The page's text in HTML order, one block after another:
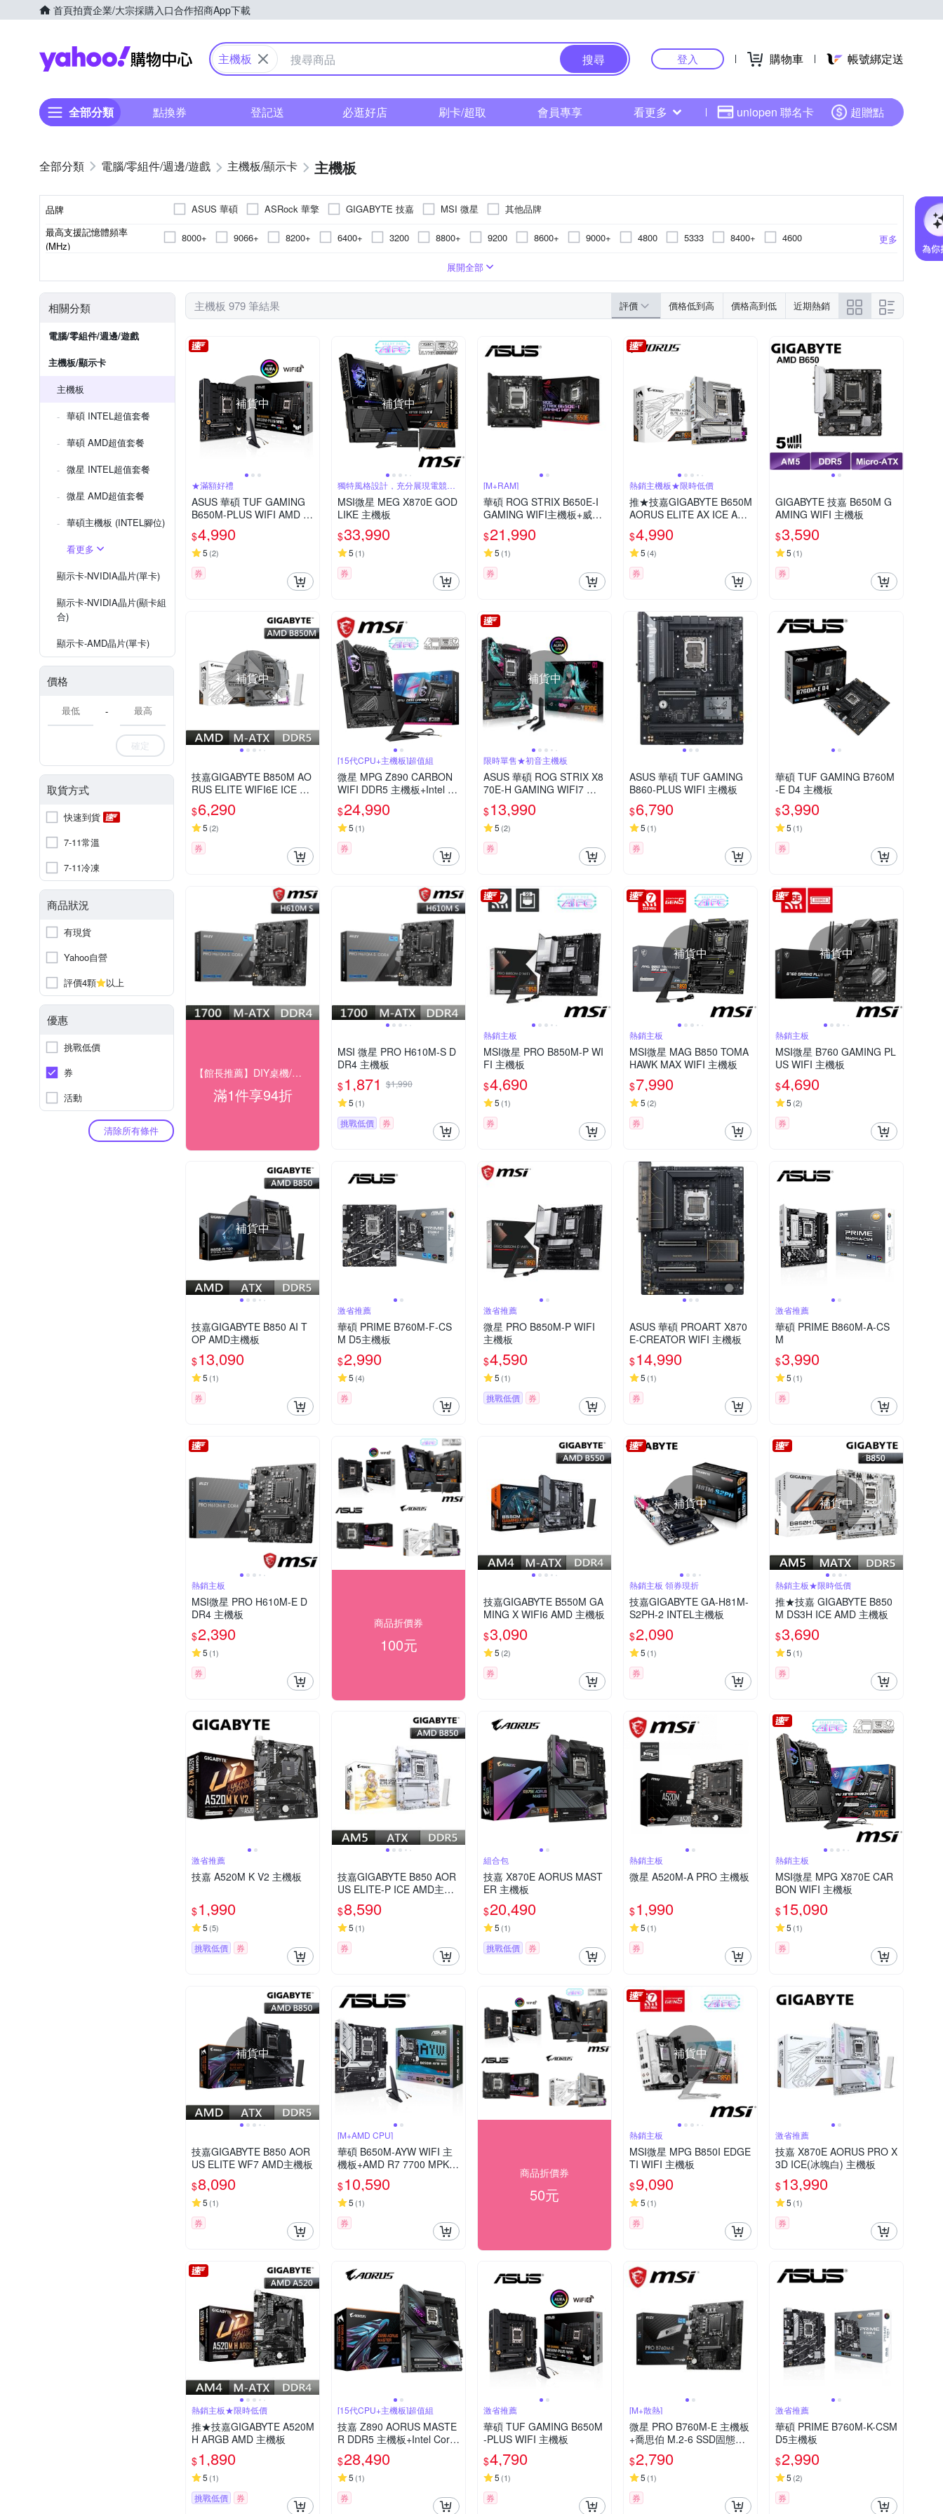
首頁拍賣企業/大宗採購入口合作招商App下載
Yahoo購物中心
主機板 搜尋 登入 購物車 帳號綁定送
全部分類 點換券 登記送 必逛好店 刷卡/超取 會員專享 看更多 uniopen 聯名卡 超贈點
電腦/零組件/週邊/遊戲 主機板/顯示卡 主機板
品牌
品牌名稱
ASUS 華碩 ASRock 華擎 GIGABYTE 技嘉 MSI 微星
其他品牌
最高支援記憶體頻率
(MHz)
更多
8000+ 9066+ 8200+ 6400+ 3200 8800+ 9200 8600+ 9000+ 4800 5333 8400+
4600
7800
4666
AMD B650 Z890
H610
Socket 1155
uATX
展開全部
相關分類
電腦/零組件/週邊/遊戲
主機板/顯示卡
主機板
華碩 INTEL超值套餐
華碩 AMD超值套餐
微星 INTEL超值套餐
微星 AMD超值套餐
華碩主機板 (INTEL腳位)
看更多
顯示卡-NVIDIA晶片(單卡)
顯示卡-NVIDIA晶片(顯卡組
合)
顯示卡-AMD晶片(單卡)
價格
-
確定
取貨方式
快速到貨
7-11常溫
7-11冷凍
商品狀況
有現貨
Yahoo自營
評價4顆
以上
優惠
挑戰低價
券
活動
清除所有條件
主機板 979 筆結果 評價 價格低到高 價格高到低 近期熱銷
補貨中
★滿額好禮
ASUS 華碩 TUF GAMING
B650M-PLUS WIFI AMD 主
機板 B650M
$4,990
5 (2)
券
補貨中
獨特風格設計，充分展現電競態
度
MSI微星 MEG X870E GOD
LIKE 主機板
$33,990
5 (1)
券
[M+RAM]
華碩 ROG STRIX B650E-I
GAMING WIFI主機板+威剛
D5 16G*2 6000 Blade RGB
CL36 黑色記憶體
$21,990
5 (1)
券
熱銷主機板★限時低價
推★技嘉GIGABYTE B650M
AORUS ELITE AX ICE AM
D主機板
$4,990
5 (4)
券
GIGABYTE 技嘉 B650M G
AMING WIFI 主機板
$3,590
5 (1)
券
補貨中
技嘉GIGABYTE B850M AO
RUS ELITE WIFI6E ICE A
MD主機板
$6,290
5 (2)
券
[15代CPU+主機板]超值組
微星 MPG Z890 CARBON
WIFI DDR5 主機板+Intel C
ore Ultra 7 265K 20核 20緒
$24,990
5 (1)
券
補貨中
限時單售★初音主機板
ASUS 華碩 ROG STRIX X8
70E-H GAMING WIFI7 初
音未來特別版主機板
$13,990
5 (2)
券
ASUS 華碩 TUF GAMING
B860-PLUS WIFI 主機板
$6,790
5 (1)
券
華碩 TUF GAMING B760M
-E D4 主機板
$3,990
5 (1)
券
【館長推薦】DIY桌機/零組件★94折
滿1件享94折
MSI 微星 PRO H610M-S D
DR4 主機板
$1,871 $1,990
5 (1)
挑戰低價 券
熱銷主板
MSI微星 PRO B850M-P WI
FI 主機板
$4,690
5 (1)
券
補貨中
熱銷主板
MSI微星 MAG B850 TOMA
HAWK MAX WIFI 主機板
$7,990
5 (2)
券
補貨中
熱銷主板
MSI微星 B760 GAMING PL
US WIFI 主機板
$4,690
5 (2)
券
補貨中
技嘉GIGABYTE B850 AI T
OP AMD主機板
$13,090
5 (1)
券
激省推薦
華碩 PRIME B760M-F-CS
M D5主機板
$2,990
5 (4)
券
激省推薦
微星 PRO B850M-P WIFI
主機板
$4,590
5 (1)
挑戰低價 券
ASUS 華碩 PROART X870
E-CREATOR WIFI 主機板
$14,990
5 (1)
券
激省推薦
華碩 PRIME B860M-A-CS
M
$3,990
5 (1)
券
熱銷主板
MSI微星 PRO H610M-E D
DR4 主機板
$2,390
5 (1)
券
商品折價券
100元
技嘉GIGABYTE B550M GA
MING X WIFI6 AMD 主機板
$3,090
5 (2)
券
補貨中
熱銷主板 領券現折
技嘉GIGABYTE GA-H81M-
S2PH-2 INTEL主機板
$2,090
5 (1)
券
補貨中
熱銷主板★限時低價
推★技嘉 GIGABYTE B850
M DS3H ICE AMD 主機板
$3,690
5 (1)
券
激省推薦
技嘉 A520M K V2 主機板
$1,990
5 (5)
挑戰低價 券
技嘉GIGABYTE B850 AOR
US ELITE-P ICE AMD主機
板
$8,590
5 (1)
券
組合包
技嘉 X870E AORUS MAST
ER 主機板
$20,490
5 (1)
挑戰低價 券
熱銷主板
微星 A520M-A PRO 主機板
$1,990
5 (1)
券
熱銷主板
MSI微星 MPG X870E CAR
BON WIFI 主機板
$15,090
5 (1)
券
補貨中
技嘉GIGABYTE B850 AOR
US ELITE WF7 AMD主機板
$8,090
5 (1)
券
[M+AMD CPU]
華碩 B650M-AYW WIFI 主
機板+AMD R7 7700 MPK
(裸裝含風扇)【8核/16緒】
中央處理器(M+C組合包)
$10,590
5 (1)
券
商品折價券
50元
補貨中
熱銷主板
MSI微星 MPG B850I EDGE
TI WIFI 主機板
$9,090
5 (1)
券
激省推薦
技嘉 X870E AORUS PRO X
3D ICE(冰魄白) 主機板
$13,990
5 (1)
券
熱銷主板★限時低價
推★技嘉GIGABYTE A520M
H ARGB AMD 主機板
$1,890
5 (1)
挑戰低價 券
[15代CPU+主機板]超值組
技嘉 Z890 AORUS MASTE
R DDR5 主機板+Intel Core
Ultra 7 265K 20核 20緒
$28,490
5 (1)
券
激省推薦
華碩 TUF GAMING B650M
-PLUS WIFI 主機板
$4,790
5 (1)
券
[M+散熱]
微星 PRO B760M-E 主機板
+喬思伯 M.2-6 SSD固態硬
碟散熱器
$2,790
5 (1)
券
激省推薦
華碩 PRIME B760M-K-CSM
D5主機板
$2,990
5 (2)
券